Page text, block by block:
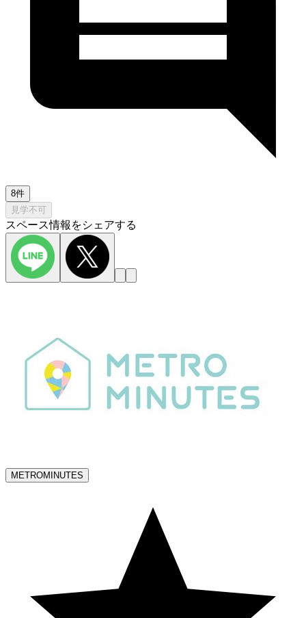
8件
見学不可
スペース情報をシェアする
METROMINUTES